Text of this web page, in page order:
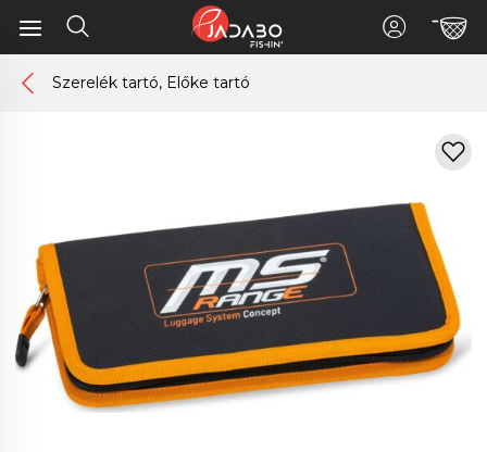
Szerelék tartó, Előke tartó